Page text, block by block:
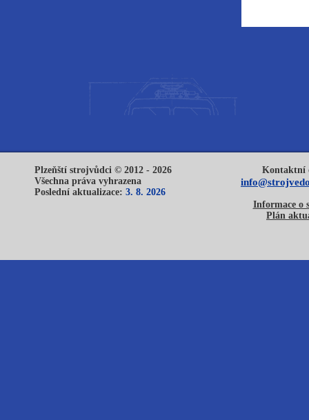
Plzeňští strojvůdci © 2012 - 2026
Všechna práva vyhrazena
Poslední aktualizace: 3. 8. 2026
Kontaktní
Informace o
Plán